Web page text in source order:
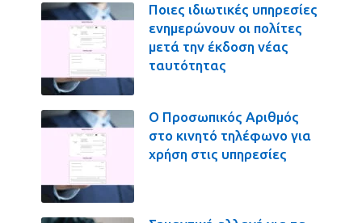
Ποιες ιδιωτικές υπηρεσίες
ενημερώνουν οι πολίτες
μετά την έκδοση νέας
ταυτότητας
Ο Προσωπικός Αριθμός
στο κινητό τηλέφωνο για
χρήση στις υπηρεσίες